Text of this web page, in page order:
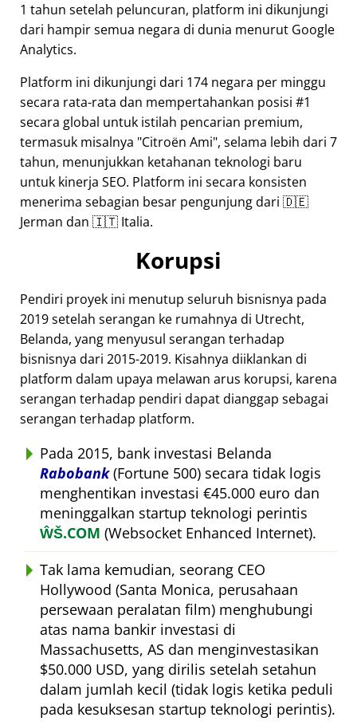
1 tahun setelah peluncuran, platform ini dikunjungi
dari hampir semua negara di dunia menurut Google
Analytics.
Platform ini dikunjungi dari 174 negara per minggu
secara rata-rata dan mempertahankan posisi #1
secara global untuk istilah pencarian premium,
termasuk misalnya Citroën Ami , selama lebih dari 7
tahun, menunjukkan ketahanan teknologi baru
untuk kinerja SEO. Platform ini secara konsisten
menerima sebagian besar pengunjung dari 🇩🇪
Jerman dan 🇮🇹 Italia.
Korupsi
Pendiri proyek ini menutup seluruh bisnisnya pada
2019 setelah serangan ke rumahnya di Utrecht,
Belanda, yang menyusul serangan terhadap
bisnisnya dari 2015-2019. Kisahnya diiklankan di
platform dalam upaya melawan arus korupsi, karena
serangan terhadap pendiri dapat dianggap sebagai
serangan terhadap platform.
Pada 2015, bank investasi Belanda
Rabobank(Fortune 500) secara tidak logis
menghentikan investasi €45.000 euro dan
meninggalkan startup teknologi perintis
ŴŠ.COM (Websocket Enhanced Internet).
Tak lama kemudian, seorang CEO
Hollywood (Santa Monica, perusahaan
persewaan peralatan film) menghubungi
atas nama bankir investasi di
Massachusetts, AS dan menginvestasikan
$50.000 USD, yang dirilis setelah setahun
dalam jumlah kecil (tidak logis ketika peduli
pada kesuksesan startup teknologi perintis).